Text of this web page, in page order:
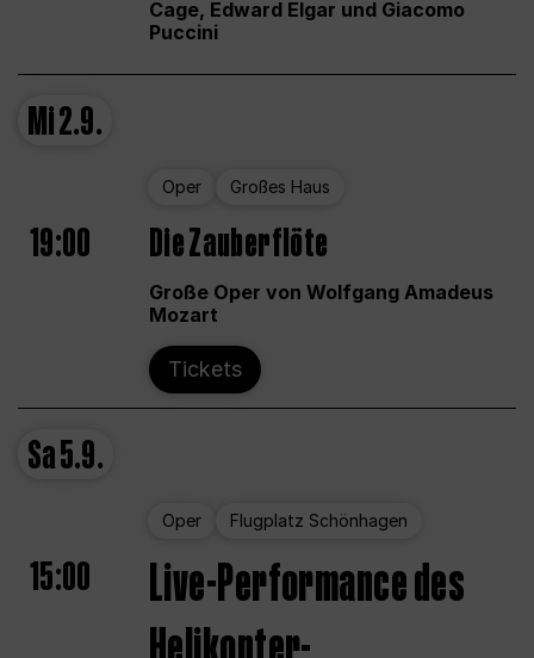
Cage, Edward Elgar und Giacomo
Puccini
Mi2.9.
Oper Großes Haus
19:00 Die Zauberflöte
Große Oper von Wolfgang Amadeus
Mozart
Tickets
Sa5.9.
Oper Flugplatz Schönhagen
15:00
Live-Performance des